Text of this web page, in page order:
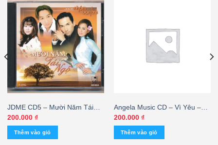
JDME CD5 – Mười Năm Tái
Ngộ – Nhóm Bạn Trẻ – cái
200.000 ₫
Thêm vào giỏ
Angela Music CD – Vì Yêu –
Ngọc Ánh – cái
200.000 ₫
Thêm vào giỏ